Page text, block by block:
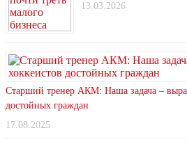
13.03.2026
Старший тренер АКМ: Наша задача –
достойных граждан
17.08.2025